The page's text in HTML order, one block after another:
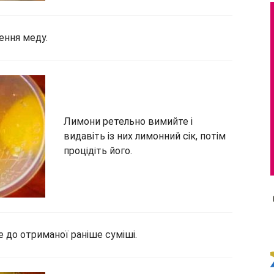
меду.
Лимони ретельно вимийте і
видавіть із них лимонний сік, потім
процідіть його.
отриманої раніше суміші.